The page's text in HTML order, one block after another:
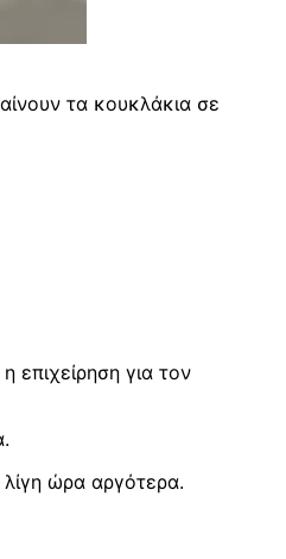
τα κουκλάκια σε
επιχείρηση για τον
ώρα αργότερα.